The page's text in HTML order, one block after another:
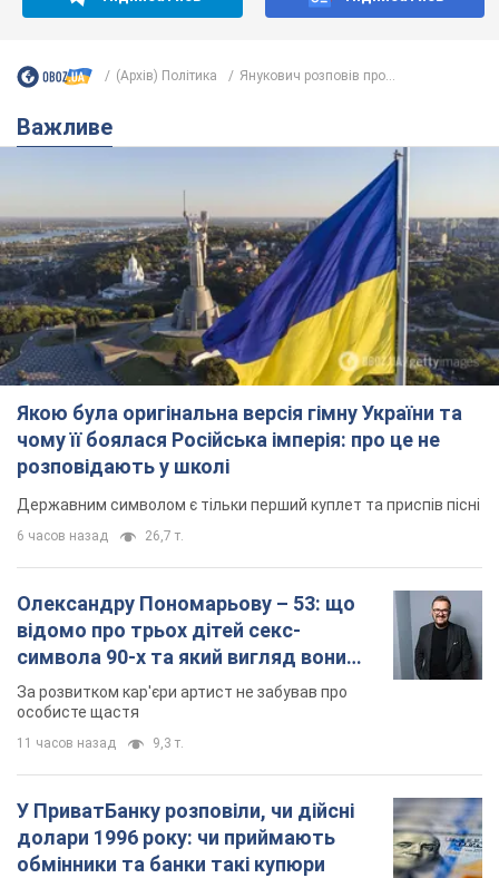
(Архів) Політика Янукович розповів про...
Важливе
Якою була оригінальна версія гімну України та
чому її боялася Російська імперія: про це не
розповідають у школі
Державним символом є тільки перший куплет та приспів пісні
6 часов назад 26,7 т.
Олександру Пономарьову – 53: що
відомо про трьох дітей секс-
символа 90-х та який вигляд вони
мають
За розвитком кар'єри артист не забував про
особисте щастя
11 часов назад 9,3 т.
У ПриватБанку розповіли, чи дійсні
долари 1996 року: чи приймають
обмінники та банки такі купюри